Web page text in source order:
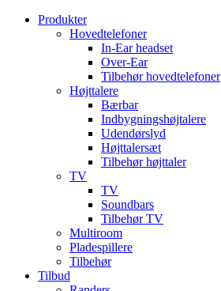
Produkter
Hovedtelefoner
In-Ear headset
Over-Ear
Tilbehør hovedtelefoner
Højttalere
Bærbar
Indbygningshøjtalere
Udendørslyd
Højttalersæt
Tilbehør højttaler
TV
TV
Soundbars
Tilbehør TV
Multiroom
Pladespillere
Tilbehør
Tilbud